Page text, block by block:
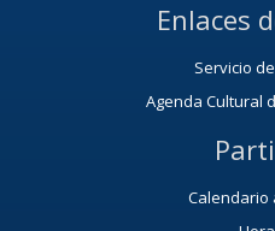
Enlaces
Servicio
Agenda Cultural
Calendario